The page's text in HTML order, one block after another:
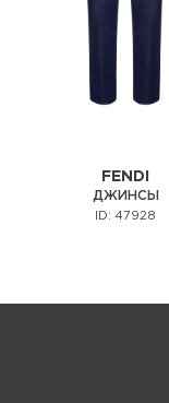
FENDI
ДЖИНСЫ
ID: 47928